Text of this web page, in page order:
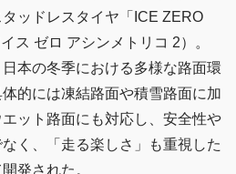
ッドレスタイヤ「ICE ZERO
ス ゼロ アシンメトリコ 2）。
本の冬季における多様な路面環
的には凍結路面や積雪路面に加
ット路面にも対応し、安全性や
く、「走る楽しさ」も重視した
発された。